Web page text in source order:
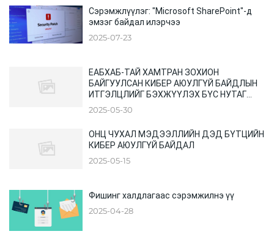
Сэрэмжлүүлэг: "Microsoft SharePoint"-д
эмзэг байдал илэрчээ
2025-07-23
ЕАБХАБ-ТАЙ ХАМТРАН ЗОХИОН
БАЙГУУЛСАН КИБЕР АЮУЛГҮЙ БАЙДЛЫН
ИТГЭЛЦЛИЙГ БЭХЖҮҮЛЭХ БҮС НУТАГ
ХООРОНДЫН ХУРАЛ
2025-05-30
ОНЦ ЧУХАЛ МЭДЭЭЛЛИЙН ДЭД БҮТЦИЙН
КИБЕР АЮУЛГҮЙ БАЙДАЛ
2025-05-15
Фишинг халдлагаас сэрэмжилнэ үү
2025-04-28